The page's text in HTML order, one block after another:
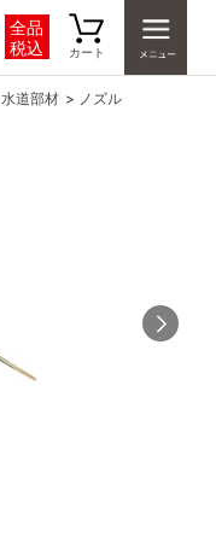
全品
税込
カート
水道部材 > ノズル